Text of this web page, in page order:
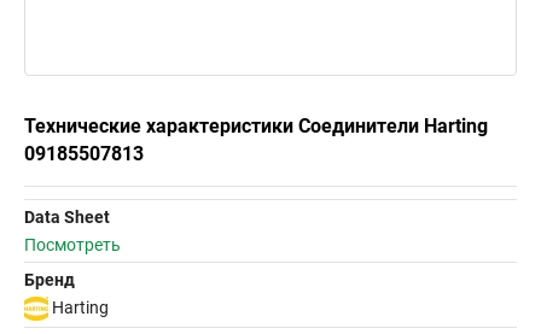
Технические характеристики Соединители Harting
09185507813
Data Sheet
Посмотреть
Бренд
Harting